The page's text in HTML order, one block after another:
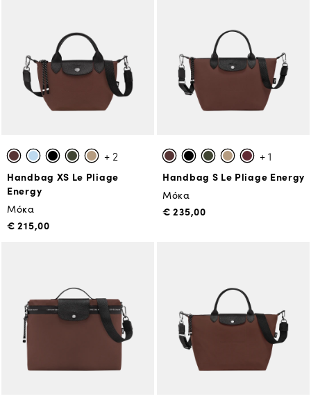
+ 2
Handbag XS Le Pliage
Energy
Μόκα
€ 215,00
+ 1
Handbag S Le Pliage Energy
Μόκα
€ 235,00